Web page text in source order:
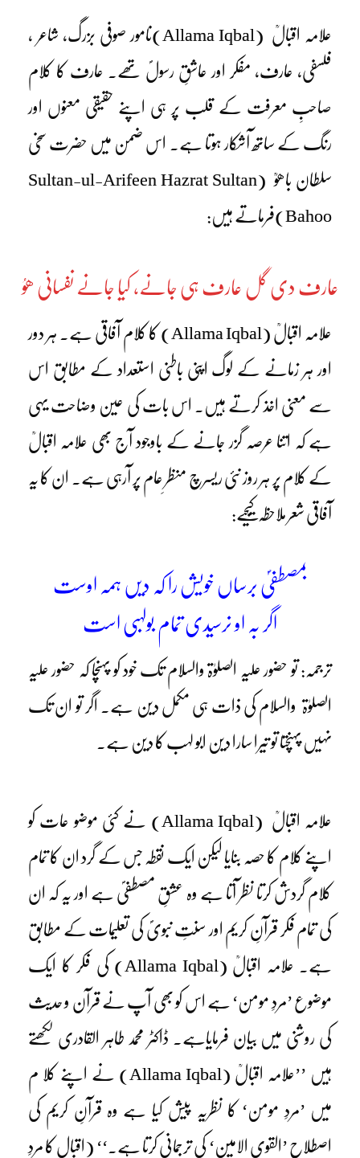
علامہ اقبالؒ (Allama Iqbal)نامور صوفی بزرگ، شاعر ،
فلسفی، عارف، مفکر اور عاشقِ رسولؐ تھے۔ عارف کا کلام
صاحبِ معرفت کے قلب پر ہی اپنے حقیقی معنوں اور
رنگ کے ساتھ آشکار ہوتا ہے۔ اس ضمن میں حضرت سخی
سلطان باھوؒ (Sultan-ul-Arifeen Hazrat Sultan
Bahoo)فرماتے ہیں:
عارف دی گل عارف ہی جانے، کیا جانے نفسانی ھوُ
علامہ اقبالؒ (Allama Iqbal) کا کلام آفاقی ہے۔ ہر دور
اور ہر زمانے کے لوگ اپنی باطنی استعداد کے مطابق اس
سے معنی اخذ کرتے ہیں۔ اس بات کی عین وضاحت یہی
ہے کہ اتنا عرصہ گزر جانے کے باوجود آج بھی علامہ اقبالؒ
کے کلام پر ہر روز نئی ریسرچ منظرِ عام پر آرہی ہے۔ ان کا یہ
آفاقی شعر ملاحظہ کیجیے:
بمصطفیٰؐ برساں خویش را کہ دیں ہمہ اوست
اگر بہ او نرسیدی تمام بولہبی است
ترجمہ: تو حضور علیہ الصلوٰۃ والسلام تک خود کو پہنچا کہ حضور علیہ
الصلوٰۃ والسلام کی ذات ہی مکمل دین ہے۔ اگر تو ان تک
نہیں پہنچتا تو تیرا سارا دین ابو لہب کا دین ہے۔
علامہ اقبالؒ (Allama Iqbal) نے کئی موضو عات کو
اپنے کلام کا حصہ بنایا لیکن ایک نقطہ جس کے گرد ان کا تمام
کلام گردش کرتا نظر آتا ہے وہ عشقِ مصطفیؐ ہے اور یہ کہ ان
کی تمام فکر قرآنِ کریم اور سنتِ نبویؐ کی تعلیمات کے مطابق
ہے۔ علامہ اقبالؒ (Allama Iqbal) کی فکر کا ایک
موضوع ’مردِ مومن‘ ہے اس کو بھی آپ نے قرآن و حدیث
کی روشنی میں بیان فرمایاہے۔ ڈاکٹر محمد طاہر القادری لکھتے
ہیں ’’علامہ اقبالؒ (Allama Iqbal) نے اپنے کلا م
میں ’مردِ مومن‘ کا نظریہ پیش کیا ہے وہ قرآنِ کریم کی
اصطلاح ’القوی الامین‘ کی ترجمانی کرتا ہے۔‘‘ (اقبال کا مردِ